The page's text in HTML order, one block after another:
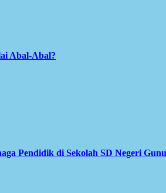
Abal-Abal?
Pendidik di Sekolah SD Negeri